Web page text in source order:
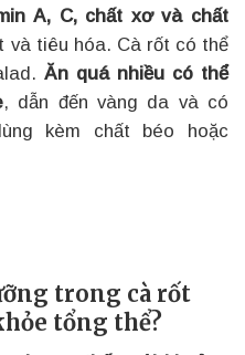
A, C, chất xơ và chất
và tiêu hóa. Cà rốt có thể
Ăn quá nhiều có thể
, dẫn đến vàng da và có
kèm chất béo hoặc
trong cà rốt
tổng thể?